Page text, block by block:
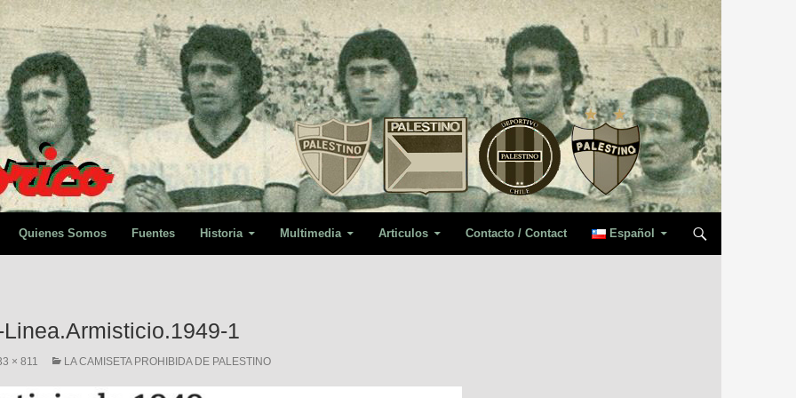
Quienes Somos Fuentes Historia Multimedia Articulos Contacto / Contact Español
1
× 811 LA CAMISETA PROHIBIDA DE PALESTINO